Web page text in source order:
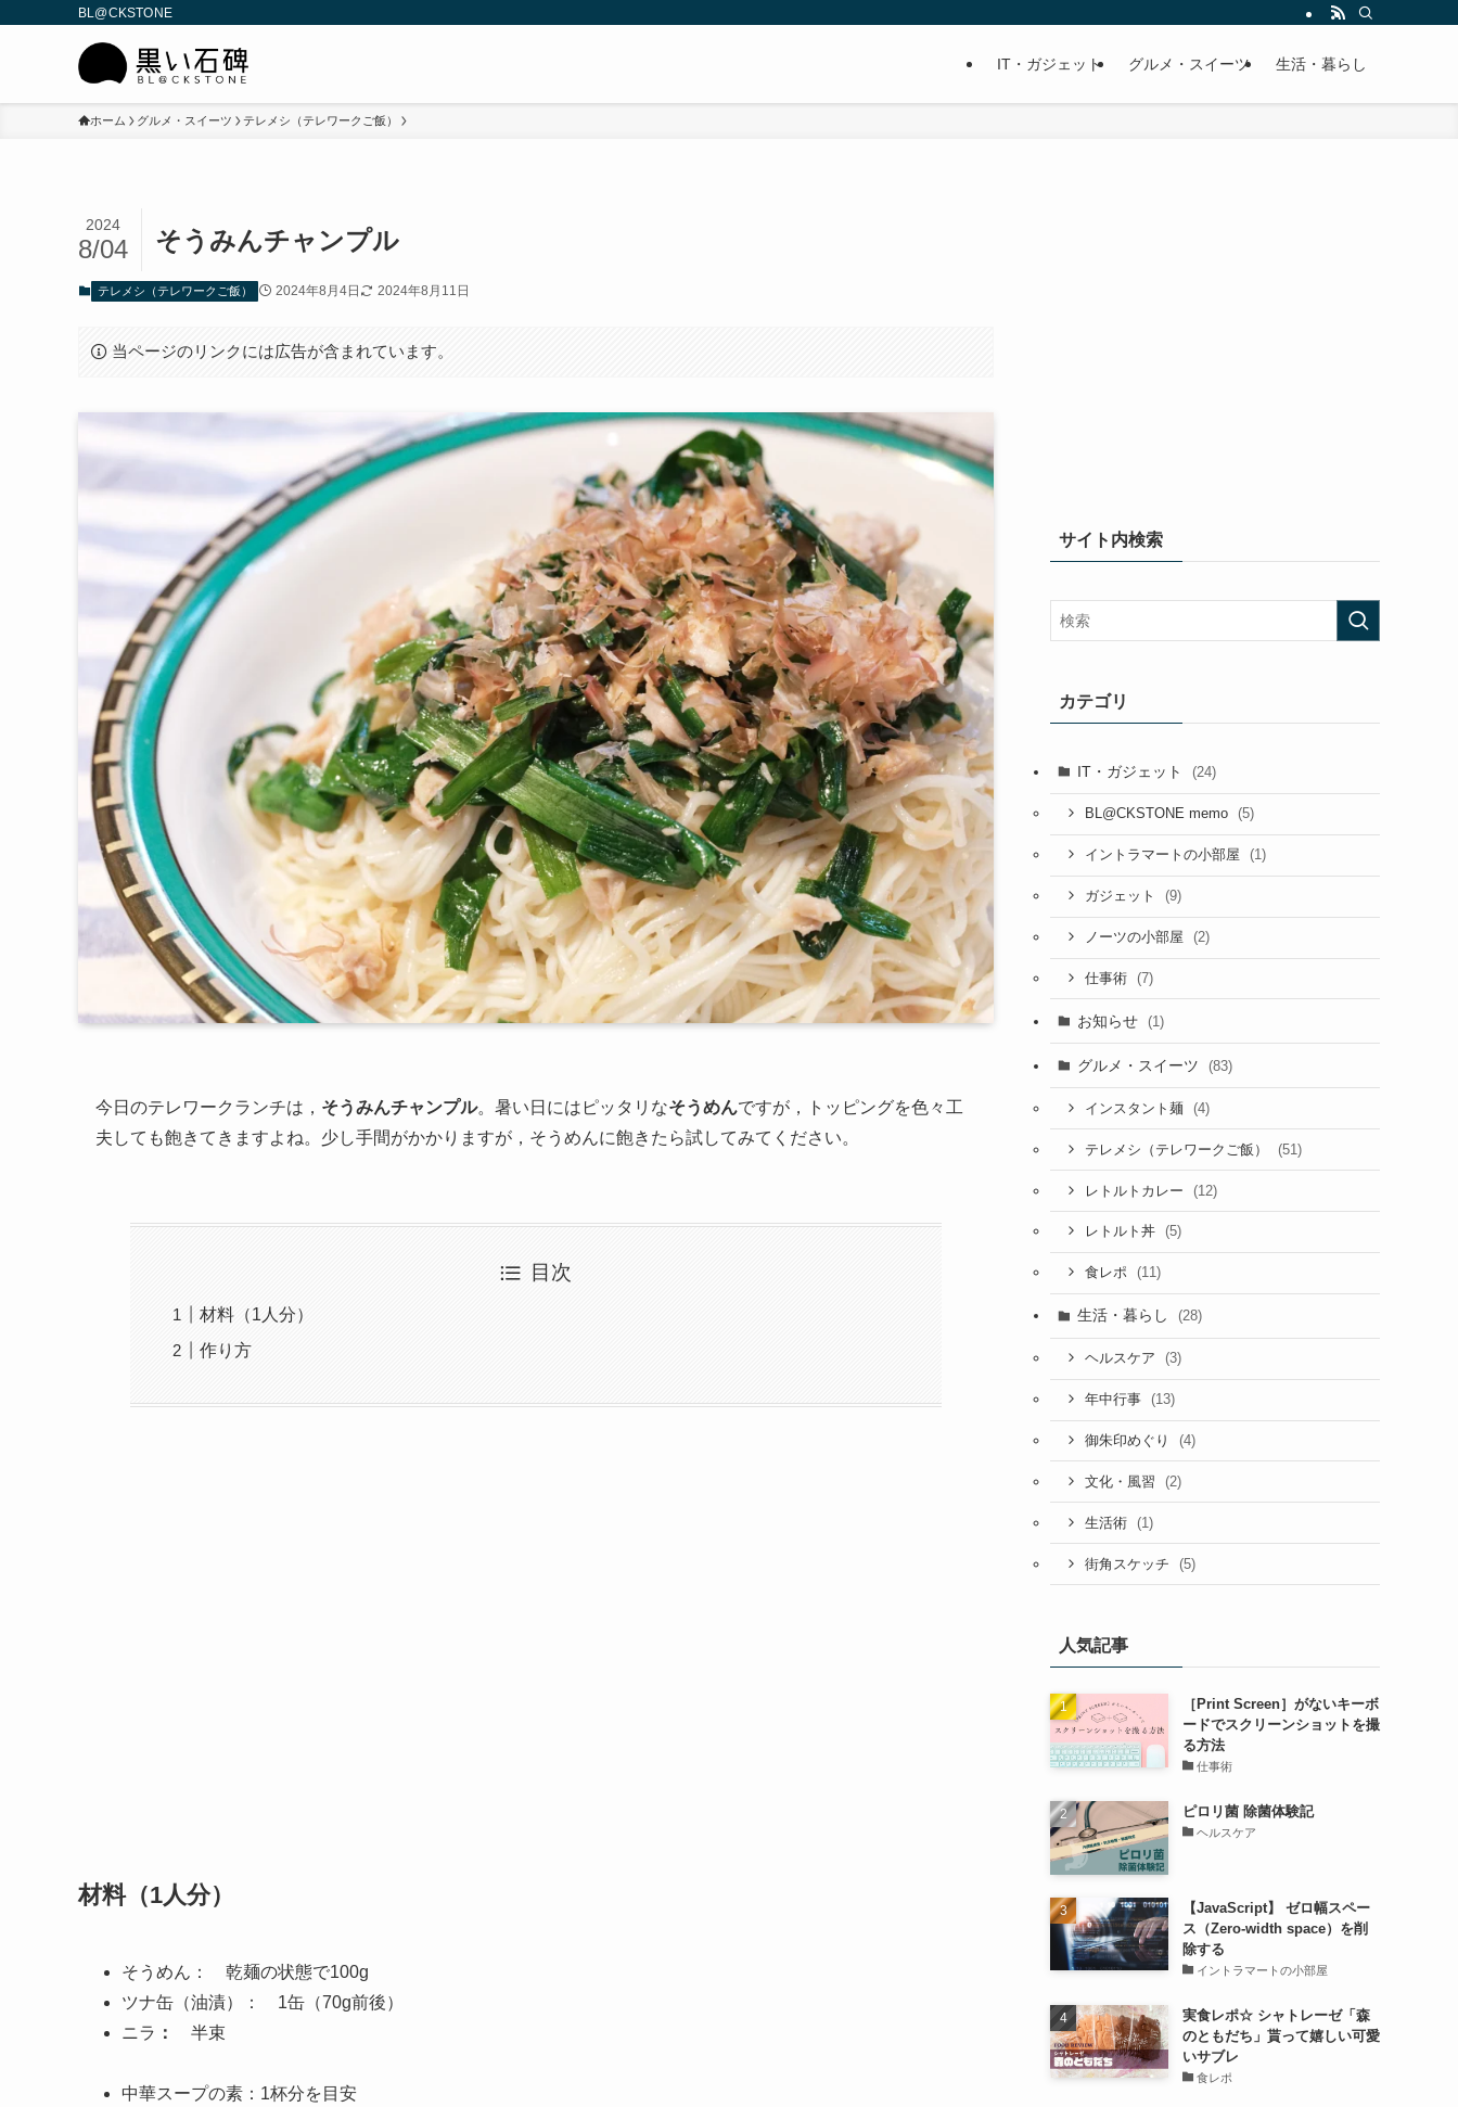
BL@CKSTONE
IT・ガジェット グルメ・スイーツ 生活・暮らし
ホーム グルメ・スイーツ テレメシ（テレワークご飯）
そうみんチャンプル
2024
8/04
テレメシ（テレワークご飯） 2024年8月4日 2024年8月11日
当ページのリンクには広告が含まれています。
今日のテレワークランチは， そうみんチャンプル。暑い日にはピッタリなそうめんですが，トッピングを色々工
夫しても飽きてきますよね。少し手間がかかりますが，そうめんに飽きたら試してみてください。
目次
材料（1人分）
作り方
材料（1人分）
そうめん： 乾麺の状態で100g
ツナ缶（油漬）： 1缶（70g前後）
ニラ ： 半束
中華スープの素：1杯分を目安
サイト内検索
カテゴリ
IT・ガジェット (24)
BL@CKSTONE memo (5)
イントラマートの小部屋 (1)
ガジェット (9)
ノーツの小部屋 (2)
仕事術 (7)
お知らせ (1)
グルメ・スイーツ (83)
インスタント麺 (4)
テレメシ（テレワークご飯） (51)
レトルトカレー (12)
レトルト丼 (5)
食レポ (11)
生活・暮らし (28)
ヘルスケア (3)
年中行事 (13)
御朱印めぐり (4)
文化・風習 (2)
生活術 (1)
街角スケッチ (5)
人気記事
［Print Screen］がないキーボ
ードでスクリーンショットを撮
る方法
仕事術
ピロリ菌 除菌体験記
ヘルスケア
【JavaScript】 ゼロ幅スペー
ス（Zero-width space）を削
除する
イントラマートの小部屋
実食レポ☆ シャトレーゼ「森
のともだち」貰って嬉しい可愛
いサブレ
食レポ